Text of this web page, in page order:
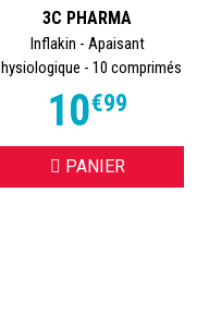
3C PHARMA
Inflakin - Apaisant
- 10 comprimés
10€99
PANIER